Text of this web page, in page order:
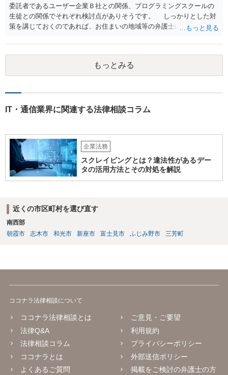
委託者であるユーザー企業Ｂ社との関係、プログラミングスクールの
生徒との関係でそれぞれ検討点がありそうです。 しっかりとした対
策を講じておくのであれば、お住まいの地域等の弁護士に直接相談の
下さい。 (委託であるユーザー企業Ｂ社との関係) 例えば、 •プログラ
ミングスクールの生徒が開発案件に関わることを事前に把握•承諾して
いるか •準委任契約で要求される受託者の善管注意義務を果たせるか •
開発に関わった生徒がユーザー企業Ｂ社との間でプログラミングスク
ングスクールと生徒との間の契約関係•内容の整備（プログラミング講
や受託業務の遂行として扱われれないか（これらの対価としての給与•
報酬の発生の有無等） •生徒のミス等により発生した損害の責任の所在
（プログラミングスクールが責任を負う範囲、生徒が責任を負うこと
があるのか否か等） •開発案件に関わった生徒がユーザー企業の秘密を
漏洩しないような対策を講じる なお、インターネットを通じたプログ
術の教授」(いわゆるパソコン教室)に該当するか否かについて、消費者
庁及び経済産業省の検討の結果、「パソコンの操作に関する知識や技
術の教授と一体不可分とならない限り、『特定継続的役務』に該当し
meti.go.jp/policy/jigyou_saisei/kyousouryoku_kyouka/shinjigyo-kaitaku
もっとみる
IT・通信業界に関連する法律相談コラム
企業法務
スクレイピングとは？違法性があるデー
タの活用方法とその対処を解説
近くの市区町村を選び直す
南西部
朝霞市
志木市 和光市 新座市 富士見市 ふじみ野市 三芳町
ココナラ法律相談について
ココナラ法律相談とは
法律Q&A
法律相談コラム
ココナラとは
よくあるご質問
ご意見・ご要望
利用規約
プライバシーポリシー
外部送信ポリシー
掲載をご検討の弁護士の方